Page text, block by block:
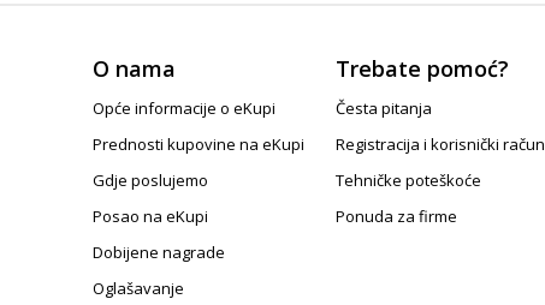
O nama
Opće informacije o eKupi
Prednosti kupovine na eKupi
Gdje poslujemo
Posao na eKupi
Dobijene nagrade
Oglašavanje
Trebate pomoć?
Česta pitanja
Registracija i korisnički račun
Tehničke poteškoće
Ponuda za firme